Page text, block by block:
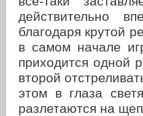
действительно
благодаря крутой
в самом начале
приходится одной
второй
этом в глаза
разлетаются на